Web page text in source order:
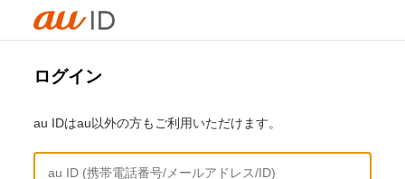
ログイン
au IDはau以外の方もご利用いただけます。